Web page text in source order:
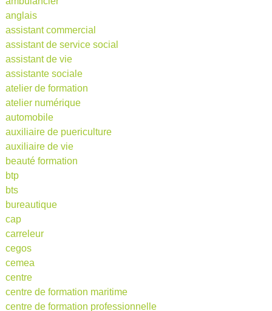
anglais
assistant commercial
assistant de service social
assistant de vie
assistante sociale
atelier de formation
atelier numérique
automobile
auxiliaire de puericulture
auxiliaire de vie
beauté formation
btp
bts
bureautique
cap
carreleur
cegos
cemea
centre
centre de formation maritime
centre de formation professionnelle